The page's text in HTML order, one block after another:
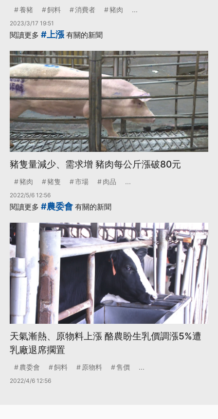
養豬 飼料 消費者 豬肉 ...
2023/3/17 19:51
閱讀更多 #上漲 有關的新聞
豬隻量減少、需求增 豬肉每公斤漲破80元
豬肉 豬隻 市場 肉品 ...
2022/5/6 12:56
閱讀更多 #農委會 有關的新聞
天氣漸熱、原物料上漲 酪農盼生乳價調漲5%遭
乳廠退席擱置
農委會 飼料 原物料 售價 ...
2022/4/6 12:56